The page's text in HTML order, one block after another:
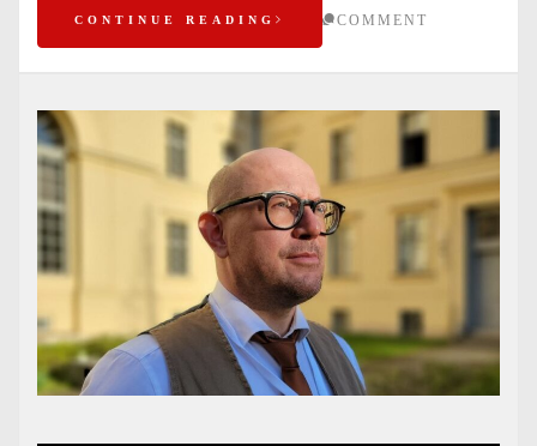
CONTINUE READING COMMENT